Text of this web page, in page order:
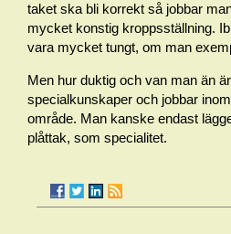
taket ska bli korrekt så jobbar
mycket konstig kroppsställning.
vara mycket tungt, om man
Men hur duktig och van man än
specialkunskaper och jobbar
område. Man kanske endast
plåttak, som specialitet.